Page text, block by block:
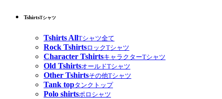
TshirtsTシャツ
Tshirts AllTシャツ全て
Rock TshirtsロックTシャツ
Character TshirtsキャラクターTシャツ
Old TshirtsオールドTシャツ
Other Tshirtsその他Tシャツ
Tank topタンクトップ
Polo shirtsポロシャツ